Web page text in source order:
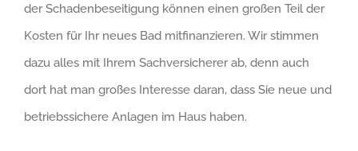
der Schadenbeseitigung können einen großen Teil der
Kosten für Ihr neues Bad mitfinanzieren. Wir stimmen
dazu alles mit Ihrem Sachversicherer ab, denn auch
dort hat man großes Interesse daran, dass Sie neue und
betriebssichere Anlagen im Haus haben.